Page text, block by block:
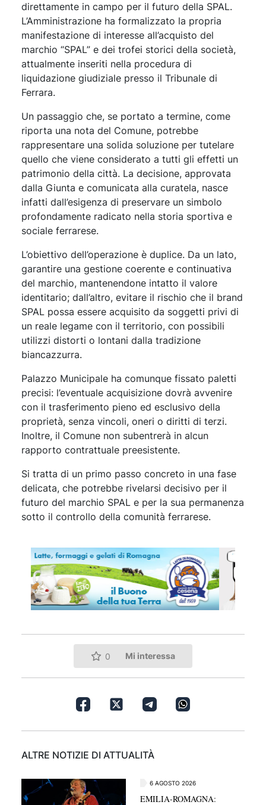
direttamente in campo per il futuro della SPAL.
L’Amministrazione ha formalizzato la propria
manifestazione di interesse all’acquisto del
marchio “SPAL” e dei trofei storici della società,
attualmente inseriti nella procedura di
liquidazione giudiziale presso il Tribunale di
Ferrara.
Un passaggio che, se portato a termine, come
riporta una nota del Comune, potrebbe
rappresentare una solida soluzione per tutelare
quello che viene considerato a tutti gli effetti un
patrimonio della città. La decisione, approvata
dalla Giunta e comunicata alla curatela, nasce
infatti dall’esigenza di preservare un simbolo
profondamente radicato nella storia sportiva e
sociale ferrarese.
L’obiettivo dell’operazione è duplice. Da un lato,
garantire una gestione coerente e continuativa
del marchio, mantenendone intatto il valore
identitario; dall’altro, evitare il rischio che il brand
SPAL possa essere acquisito da soggetti privi di
un reale legame con il territorio, con possibili
utilizzi distorti o lontani dalla tradizione
biancazzurra.
Palazzo Municipale ha comunque fissato paletti
precisi: l’eventuale acquisizione dovrà avvenire
con il trasferimento pieno ed esclusivo della
proprietà, senza vincoli, oneri o diritti di terzi.
Inoltre, il Comune non subentrerà in alcun
rapporto contrattuale preesistente.
Si tratta di un primo passo concreto in una fase
delicata, che potrebbe rivelarsi decisivo per il
futuro del marchio SPAL e per la sua permanenza
sotto il controllo della comunità ferrarese.
0 Mi interessa
ALTRE NOTIZIE DI ATTUALITÀ
6 AGOSTO 2026
EMILIA-ROMAGNA: